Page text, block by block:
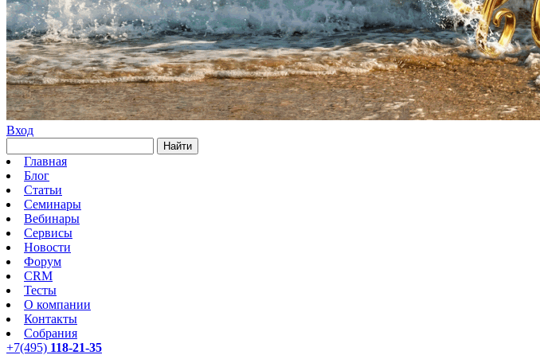
Вход
Найти
Главная
Блог
Статьи
Семинары
Вебинары
Сервисы
Новости
Форум
CRM
Тесты
О компании
Контакты
Собрания
+7(495) 118-21-35